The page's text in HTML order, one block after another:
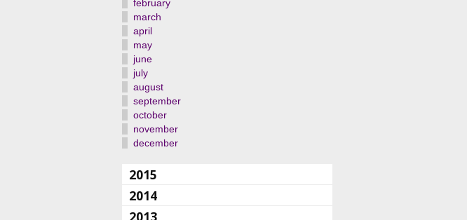
february
march
april
may
june
july
august
september
october
november
december
2015
2014